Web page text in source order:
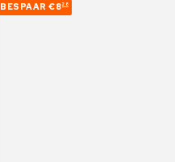
BESPAAR €828